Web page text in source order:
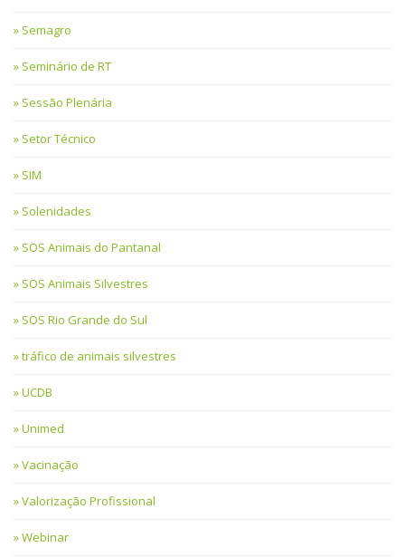
Semagro
Seminário de RT
Sessão Plenária
Setor Técnico
SIM
Solenidades
SOS Animais do Pantanal
SOS Animais Silvestres
SOS Rio Grande do Sul
tráfico de animais silvestres
UCDB
Unimed
Vacinação
Valorização Profissional
Webinar